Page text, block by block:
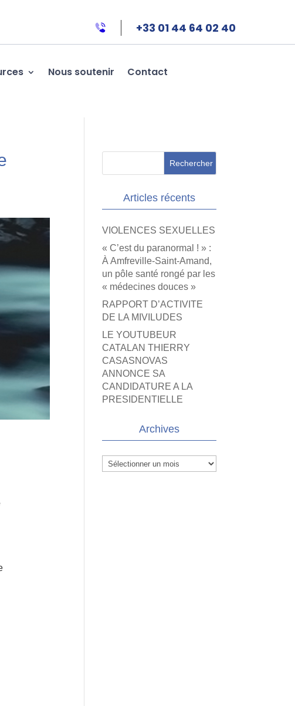
+33 01 44 64 02 40
Nous soutenir Contact
Articles récents
VIOLENCES SEXUELLES
« C’est du paranormal ! » :
À Amfreville-Saint-Amand,
un pôle santé rongé par les
« médecines douces »
RAPPORT D’ACTIVITE
DE LA MIVILUDES
LE YOUTUBEUR
CATALAN THIERRY
CASASNOVAS
ANNONCE SA
CANDIDATURE A LA
PRESIDENTIELLE
Archives
Archives